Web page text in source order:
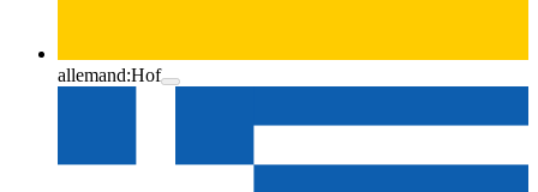
allemand:Hof